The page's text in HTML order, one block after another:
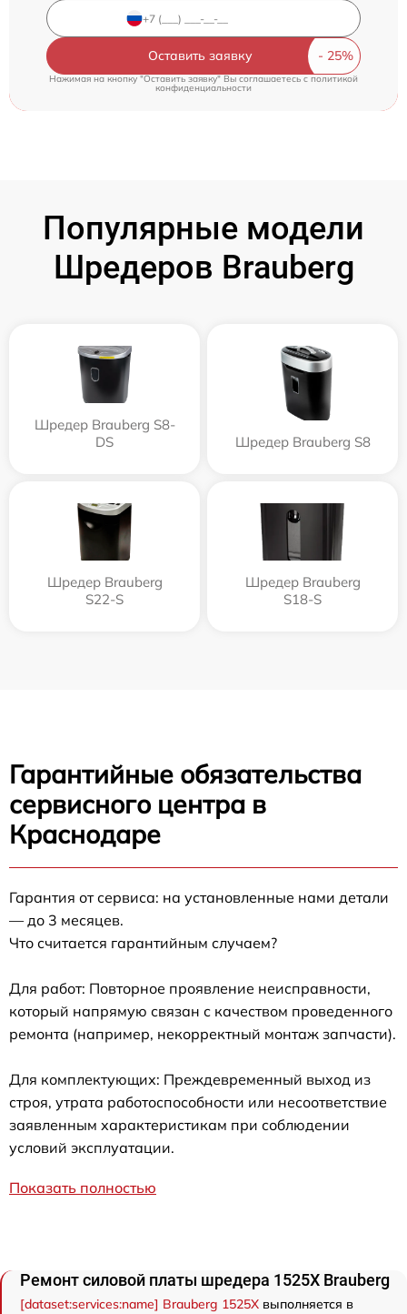
Оставить заявку
Нажимая на кнопку "Оставить заявку" Вы соглашаетесь c политикой
конфиденциальности
Популярные модели
Шредеров Brauberg
Шредер Brauberg S8-
DS
Шредер Brauberg S8
Шредер Brauberg
S22-S
Шредер Brauberg
S18-S
Гарантийные обязательства
сервисного центра в
Краснодаре
Гарантия от сервиса: на установленные нами детали
— до 3 месяцев.
Что считается гарантийным случаем?
Для работ: Повторное проявление неисправности,
который напрямую связан с качеством проведенного
ремонта (например, некорректный монтаж запчасти).
Для комплектующих: Преждевременный выход из
строя, утрата работоспособности или несоответствие
заявленным характеристикам при соблюдении
условий эксплуатации.
Показать полностью
Ремонт силовой платы шредера 1525X Brauberg
[dataset:services:name] Brauberg 1525X выполняется в